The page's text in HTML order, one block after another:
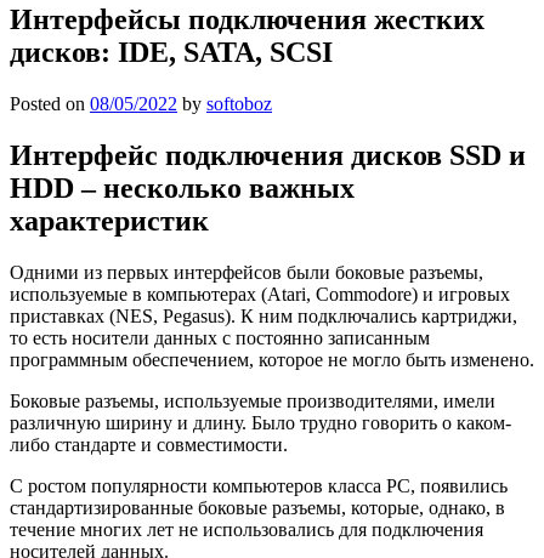
Интерфейсы подключения жестких
дисков: IDE, SATA, SCSI
Posted on 08/05/2022 by softoboz
Интерфейс подключения дисков SSD и
HDD – несколько важных
характеристик
Одними из первых интерфейсов были боковые разъемы,
используемые в компьютерах (Atari, Commodore) и игровых
приставках (NES, Pegasus). К ним подключались картриджи,
то есть носители данных с постоянно записанным
программным обеспечением, которое не могло быть изменено.
Боковые разъемы, используемые производителями, имели
различную ширину и длину. Было трудно говорить о каком-
либо стандарте и совместимости.
С ростом популярности компьютеров класса PC, появились
стандартизированные боковые разъемы, которые, однако, в
течение многих лет не использовались для подключения
носителей данных.